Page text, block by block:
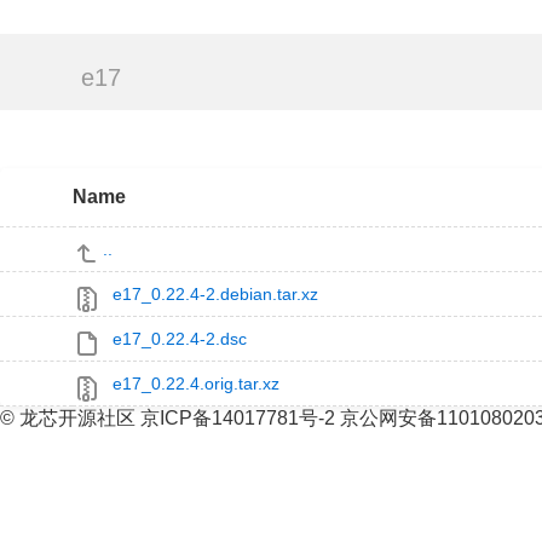
e17
Name
e17_0.22.4-2.debian.tar.xz
e17_0.22.4-2.dsc
e17_0.22.4.orig.tar.xz
© 龙芯开源社区 京ICP备14017781号-2 京公网安备